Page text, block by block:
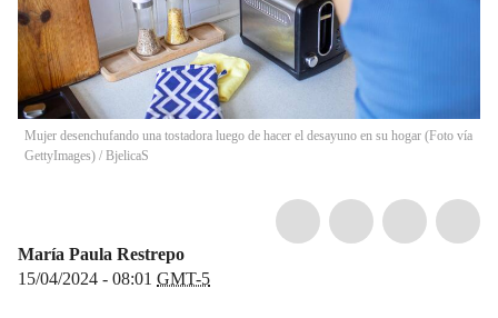
Mujer desenchufando una tostadora luego de hacer el desayuno en su hogar (Foto vía
GettyImages) / BjelicaS
María Paula Restrepo
15/04/2024 - 08:01 GMT-5